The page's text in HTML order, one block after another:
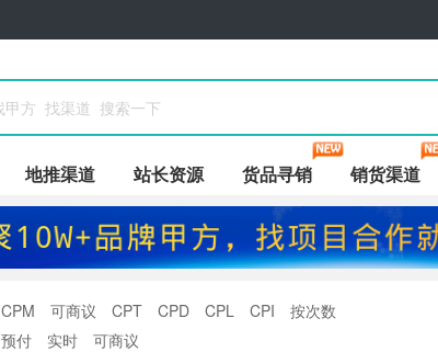
地推渠道 站长资源 货品寻销 销货渠道
CPM 可商议 CPT CPD CPL CPI
按次数
预付 实时
可商议